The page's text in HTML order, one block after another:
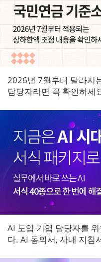
2026년 7월부터 달라지
담당자라면 꼭 확인하세
AI 도입 기업 담당자를
다. AI 동의서, 사내 지침